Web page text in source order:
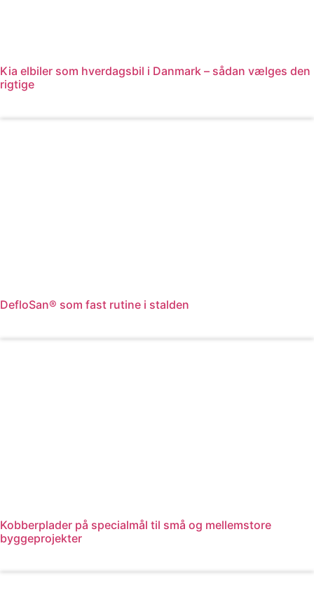
Kia elbiler som hverdagsbil i Danmark – sådan vælges den
rigtige
DefloSan® som fast rutine i stalden
Kobberplader på specialmål til små og mellemstore
byggeprojekter